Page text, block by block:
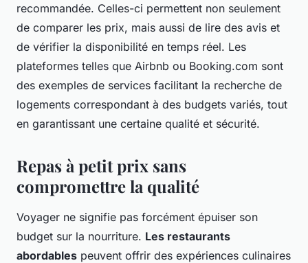
recommandée. Celles-ci permettent non seulement
de comparer les prix, mais aussi de lire des avis et
de vérifier la disponibilité en temps réel. Les
plateformes telles que Airbnb ou Booking.com sont
des exemples de services facilitant la recherche de
logements correspondant à des budgets variés, tout
en garantissant une certaine qualité et sécurité.
Repas à petit prix sans
compromettre la qualité
Voyager ne signifie pas forcément épuiser son
budget sur la nourriture. Les restaurants
abordables peuvent offrir des expériences culinaires